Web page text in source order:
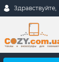
Здравствуйте,